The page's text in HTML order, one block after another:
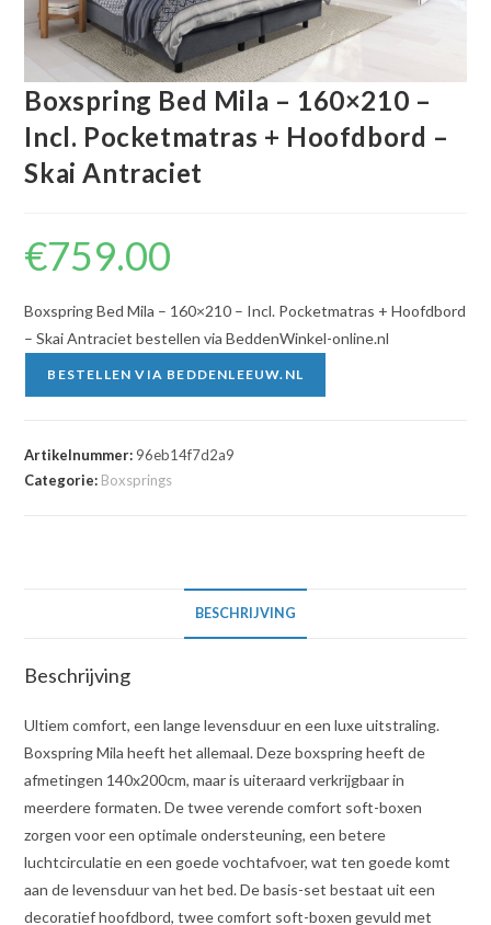
Boxspring Bed Mila – 160×210 –
Incl. Pocketmatras + Hoofdbord –
Skai Antraciet
€759.00
Boxspring Bed Mila – 160×210 – Incl. Pocketmatras + Hoofdbord
– Skai Antraciet bestellen via BeddenWinkel-online.nl
BESTELLEN VIA BEDDENLEEUW.NL
Artikelnummer: 96eb14f7d2a9
Categorie: Boxsprings
BESCHRIJVING
Beschrijving
Ultiem comfort, een lange levensduur en een luxe uitstraling.
Boxspring Mila heeft het allemaal. Deze boxspring heeft de
afmetingen 140x200cm, maar is uiteraard verkrijgbaar in
meerdere formaten. De twee verende comfort soft-boxen
zorgen voor een optimale ondersteuning, een betere
luchtcirculatie en een goede vochtafvoer, wat ten goede komt
aan de levensduur van het bed. De basis-set bestaat uit een
decoratief hoofdbord, twee comfort soft-boxen gevuld met